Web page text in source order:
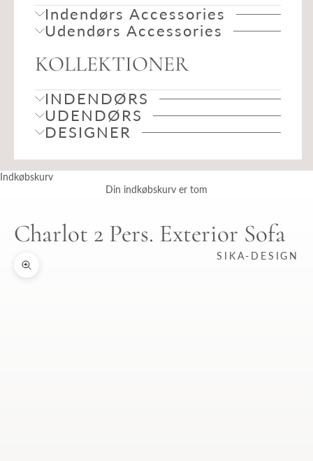
Indendørs Accessories
Udendørs Accessories
KOLLEKTIONER
INDENDØRS
UDENDØRS
DESIGNER
Indkøbskurv
Din indkøbskurv er tom
Charlot 2 Pers. Exterior Sofa
SIKA-DESIGN
Zoom